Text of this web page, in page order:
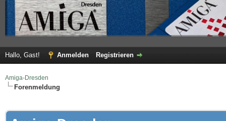
Hallo, Gast! Anmelden Registrieren
Amiga-Dresden
Forenmeldung